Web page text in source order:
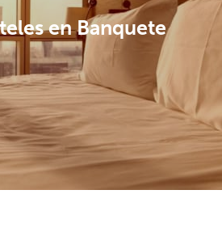
en Banquete